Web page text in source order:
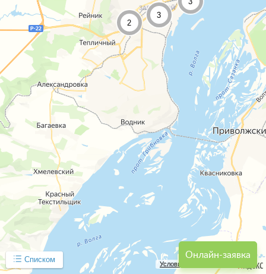
Онлайн-заявка
Условия использования
Списком
2
3